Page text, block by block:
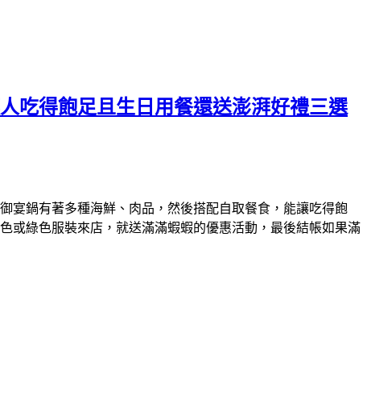
吃得飽足且生日用餐還送澎湃好禮三選
宴鍋有著多種海鮮、肉品，然後搭配自取餐食，能讓吃得飽
或綠色服裝來店，就送滿滿蝦蝦的優惠活動，最後結帳如果滿